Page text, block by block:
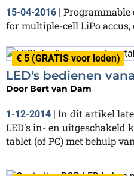
15-04-2016 | Programmable
for multiple-cell LiPo
€ 5 (GRATIS voor leden)
LED's bedienen
Door Bert van Dam
1-12-2014 | In dit artikel
LED's in- en uitgeschakeld
tablet (of PC) met behulp